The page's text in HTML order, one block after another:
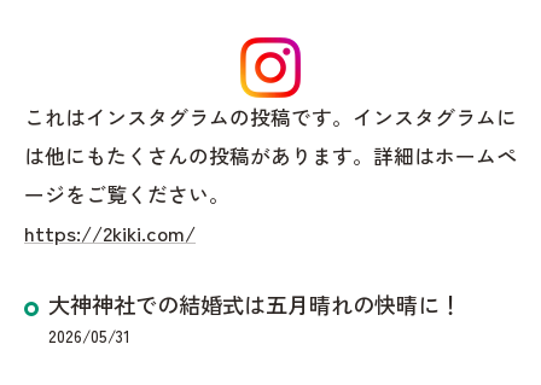
大神神社での結婚式は五月晴れの快晴に！
2026/05/31
これはインスタグラムの投稿です。インスタグラムに
は他にもたくさんの投稿があります。詳細はホームペ
ージをご覧ください。
https://2kiki.com/